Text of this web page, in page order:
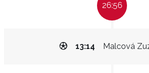
26:56
Malcová
13:14